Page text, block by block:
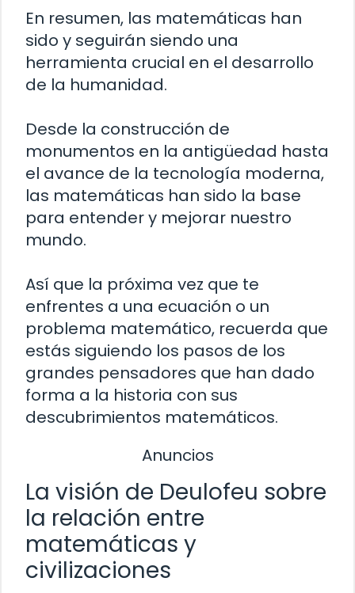
En resumen, las matemáticas han
sido y seguirán siendo una
herramienta crucial en el desarrollo
de la humanidad.
Desde la construcción de
monumentos en la antigüedad hasta
el avance de la tecnología moderna,
las matemáticas han sido la base
para entender y mejorar nuestro
mundo.
Así que la próxima vez que te
enfrentes a una ecuación o un
problema matemático, recuerda que
estás siguiendo los pasos de los
grandes pensadores que han dado
forma a la historia con sus
descubrimientos matemáticos.
Anuncios
La visión de Deulofeu sobre
la relación entre
matemáticas y
civilizaciones